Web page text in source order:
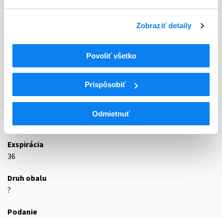
Zobraziť detaily
Povoliť všetko
Prispôsobiť
Odmietnuť
D08
ANTISEPTIKÁ A DEZINFICIENCIÁ
ANTISEPTIKÁ A DEZINFICIENCIÁ
D08AJ
Liečivá s kvartérnym dusíkom
Podrobnosti o lieku
Exspirácia
36
Druh obalu
?
Podanie